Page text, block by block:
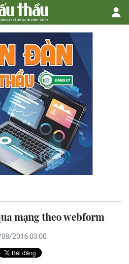
mạng theo webform
2016 03:00